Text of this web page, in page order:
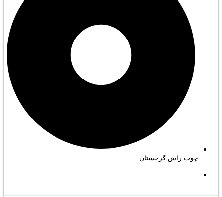
چوب راش گرجستان